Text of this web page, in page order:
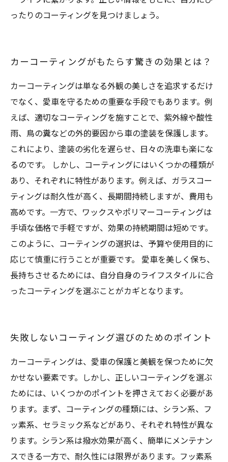
ったりのコーティングを見つけましょう。
カーコーティングがもたらす驚きの効果とは？
カーコーティングは単なる外観の美しさを追求するだけ
でなく、愛車を守るための重要な手段でもあります。例
えば、適切なコーティングを施すことで、紫外線や酸性
雨、鳥の糞などの外的要因から車の塗装を保護します。
これにより、塗装の劣化を遅らせ、日々の洗車も楽にな
るのです。 しかし、コーティングにはいくつかの種類が
あり、それぞれに特性があります。例えば、ガラスコー
ティングは耐久性が高く、長期間持続しますが、費用も
高めです。一方で、ワックスやポリマーコーティングは
手頃な価格で手軽ですが、効果の持続期間は短めです。
このように、コーティングの選択は、予算や使用目的に
応じて慎重に行うことが重要です。 愛車を美しく保ち、
長持ちさせるためには、自分自身のライフスタイルに合
ったコーティングを選ぶことがカギとなります。
失敗しないコーティング選びのためのポイント
カーコーティングは、愛車の保護と美観を保つために欠
かせない要素です。しかし、正しいコーティングを選ぶ
ためには、いくつかのポイントを押さえておく必要があ
ります。まず、コーティングの種類には、シラン系、フ
ッ素系、セラミック系などがあり、それぞれ特性が異な
ります。シラン系は撥水効果が高く、簡単にメンテナン
スできる一方で、耐久性には限界があります。フッ素系